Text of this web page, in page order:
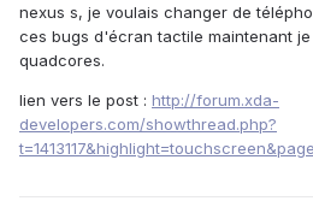
nexus s, je voulais changer de
ces bugs d'écran tactile maintenant
quadcores.
lien vers le post : http://forum.xda-
developers.com/showthread.php?